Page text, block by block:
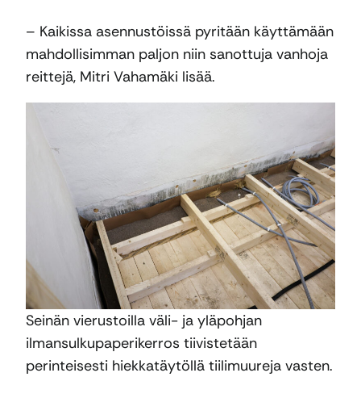
– Kaikissa asennustöissä pyritään käyttämään
mahdollisimman paljon niin sanottuja vanhoja
reittejä, Mitri Vahamäki lisää.
Seinän vierustoilla väli- ja yläpohjan
ilmansulkupaperikerros tiivistetään
perinteisesti hiekkatäytöllä tiilimuureja vasten.